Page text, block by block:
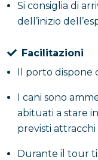
potersi rilassare e
Si consiglia di
dell’inizio
Facilitazioni
Il porto dispone
I cani sono
abituati a stare
previsti
Durante il tour